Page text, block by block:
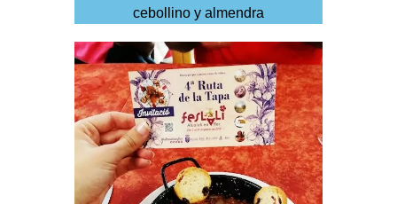
cebollino y almendra